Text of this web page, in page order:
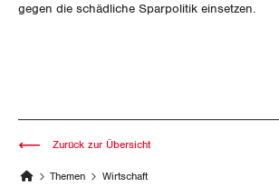
gegen die schädliche Sparpolitik einsetzen.
Themen Wirtschaft
Zurück zur Übersicht